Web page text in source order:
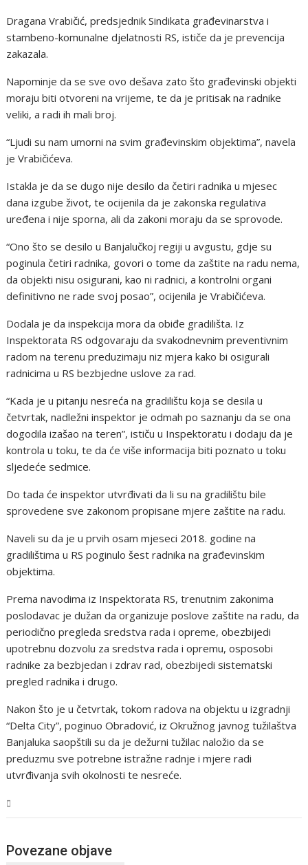
Dragana Vrabičić, predsjednik Sindikata građevinarstva i
stambeno-komunalne djelatnosti RS, ističe da je prevencija
zakazala.
Napominje da se sve ovo dešava zato što građevinski objekti
moraju biti otvoreni na vrijeme, te da je pritisak na radnike
veliki, a radi ih mali broj.
“Ljudi su nam umorni na svim građevinskim objektima”, navela
je Vrabičićeva.
Istakla je da se dugo nije desilo da četiri radnika u mjesec
dana izgube život, te ocijenila da je zakonska regulativa
uređena i nije sporna, ali da zakoni moraju da se sprovode.
“Ono što se desilo u Banjalučkoj regiji u avgustu, gdje su
poginula četiri radnika, govori o tome da zaštite na radu nema,
da objekti nisu osigurani, kao ni radnici, a kontrolni organi
definitivno ne rade svoj posao”, ocijenila je Vrabičićeva.
Dodala je da inspekcija mora da obiđe gradilišta. Iz
Inspektorata RS odgovaraju da svakodnevnim preventivnim
radom na terenu preduzimaju niz mjera kako bi osigurali
radnicima u RS bezbjedne uslove za rad.
“Kada je u pitanju nesreća na gradilištu koja se desila u
četvrtak, nadležni inspektor je odmah po saznanju da se ona
dogodila izašao na teren”, ističu u Inspektoratu i dodaju da je
kontrola u toku, te da će više informacija biti poznato u toku
sljedeće sedmice.
Do tada će inspektor utvrđivati da li su na gradilištu bile
sprovedene sve zakonom propisane mjere zaštite na radu.
Naveli su da je u prvih osam mjeseci 2018. godine na
gradilištima u RS poginulo šest radnika na građevinskim
objektima.
Prema navodima iz Inspektorata RS, trenutnim zakonima
poslodavac je dužan da organizuje poslove zaštite na radu, da
periodično pregleda sredstva rada i opreme, obezbijedi
upotrebnu dozvolu za sredstva rada i opremu, osposobi
radnike za bezbjedan i zdrav rad, obezbijedi sistematski
pregled radnika i drugo.
Nakon što je u četvrtak, tokom radova na objektu u izgradnji
“Delta City”, poginuo Obradović, iz Okružnog javnog tužilaštva
Banjaluka saopštili su da je dežurni tužilac naložio da se
preduzmu sve potrebne istražne radnje i mjere radi
utvrđivanja svih okolnosti te nesreće.
Povezane objave